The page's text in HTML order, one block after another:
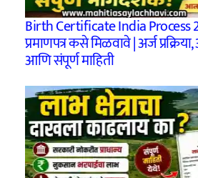
Birth Certificate India Process
प्रमाणपत्र कसे मिळवावे | अर्ज
आणि संपूर्ण माहिती